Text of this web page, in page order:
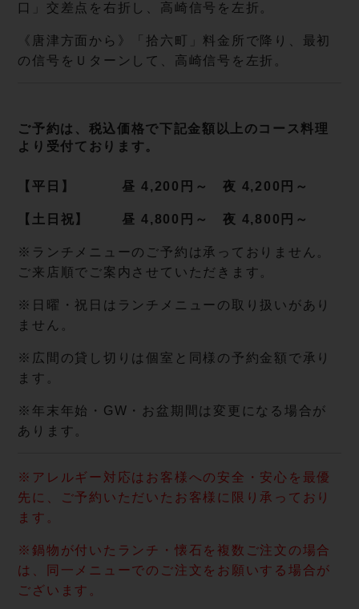
口」交差点を右折し、高崎信号を左折。
《唐津方面から》「拾六町」料金所で降り、最初
の信号をＵターンして、高崎信号を左折。
ご予約は、税込価格で下記金額以上のコース料理
より受付ております。
【平日】 昼 4,200円～ 夜 4,200円～
【土日祝】 昼 4,800円～ 夜 4,800円～
※ランチメニューのご予約は承っておりません。
ご来店順でご案内させていただきます。
※日曜・祝日はランチメニューの取り扱いがあり
ません。
※広間の貸し切りは個室と同様の予約金額で承り
ます。
※年末年始・GW・お盆期間は変更になる場合が
あります。
※アレルギー対応はお客様への安全・安心を最優
先に、ご予約いただいたお客様に限り承っており
ます。
※鍋物が付いたランチ・懐石を複数ご注文の場合
は、同一メニューでのご注文をお願いする場合が
ございます。